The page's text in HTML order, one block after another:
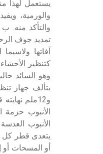
والورمية،
آفاتها
وهو السائد
و12ملم
الأنبوب حزمة
الأنبوب
أو المسحات أو